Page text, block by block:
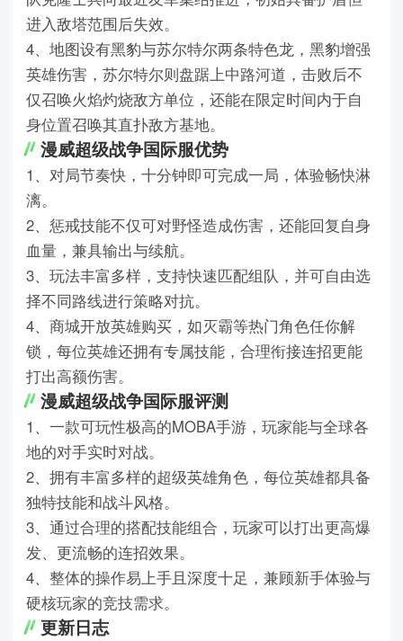
进入敌塔范围后失效。
4、地图设有黑豹与苏尔特尔两条特色龙，黑豹增强
英雄伤害，苏尔特尔则盘踞上中路河道，击败后不
仅召唤火焰灼烧敌方单位，还能在限定时间内于自
身位置召唤其直扑敌方基地。
漫威超级战争国际服优势
1、对局节奏快，十分钟即可完成一局，体验畅快淋
漓。
2、惩戒技能不仅可对野怪造成伤害，还能回复自身
血量，兼具输出与续航。
3、玩法丰富多样，支持快速匹配组队，并可自由选
择不同路线进行策略对抗。
4、商城开放英雄购买，如灭霸等热门角色任你解
锁，每位英雄还拥有专属技能，合理衔接连招更能
打出高额伤害。
漫威超级战争国际服评测
1、一款可玩性极高的MOBA手游，玩家能与全球各
地的对手实时对战。
2、拥有丰富多样的超级英雄角色，每位英雄都具备
独特技能和战斗风格。
3、通过合理的搭配技能组合，玩家可以打出更高爆
发、更流畅的连招效果。
4、整体的操作易上手且深度十足，兼顾新手体验与
硬核玩家的竞技需求。
更新日志